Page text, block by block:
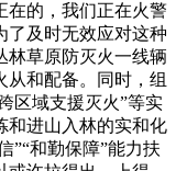
在的，我们正在火警
了及时无效应对这种
林草原防灭火一线辆
从和配备。同时，组
区域支援灭火”等实
和进山入林的实和化
”“和勤保障”能力扶